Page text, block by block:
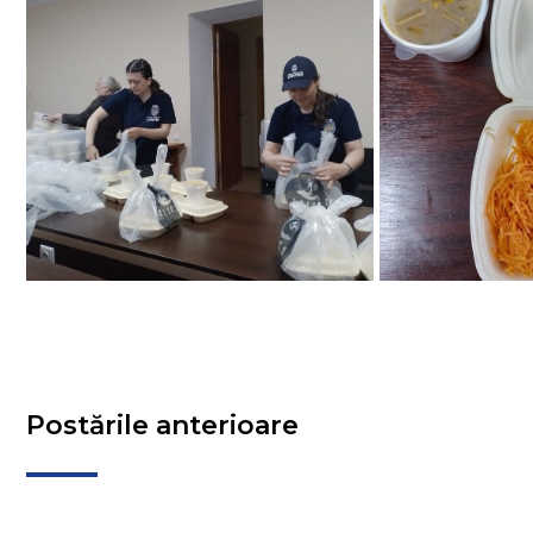
Postările anterioare